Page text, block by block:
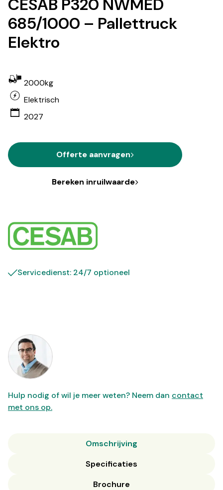
CESAB P320 NWMED
685/1000 – Pallettruck
Elektro
2000kg
Elektrisch
2027
Offerte aanvragen
Bereken inruilwaarde
Servicedienst: 24/7 optioneel
Hulp nodig of wil je meer weten? Neem dan contact
met ons op.
Omschrijving
Specificaties
Brochure